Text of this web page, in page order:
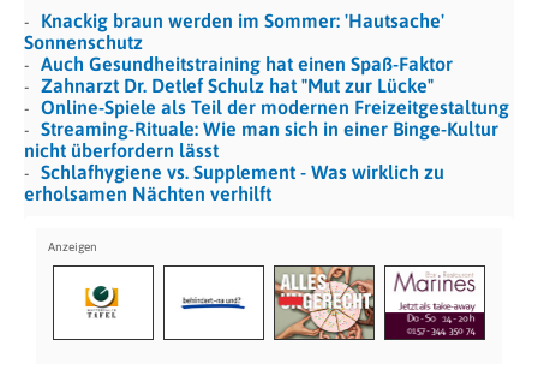
Knackig braun werden im Sommer: 'Hautsache'
Sonnenschutz
Auch Gesundheitstraining hat einen Spaß-Faktor
Zahnarzt Dr. Detlef Schulz hat "Mut zur Lücke"
Online-Spiele als Teil der modernen Freizeitgestaltung
Streaming-Rituale: Wie man sich in einer Binge-Kultur
nicht überfordern lässt
Schlafhygiene vs. Supplement - Was wirklich zu
erholsamen Nächten verhilft